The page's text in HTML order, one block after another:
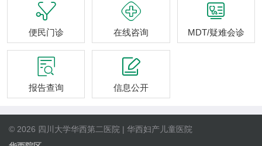

便民门诊

在线咨询

MDT/疑难会诊

报告查询

信息公开
© 2026 四川大学华西第二医院 | 华西妇产儿童医院